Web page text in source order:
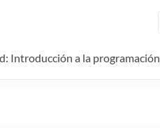
Introducción a la programación